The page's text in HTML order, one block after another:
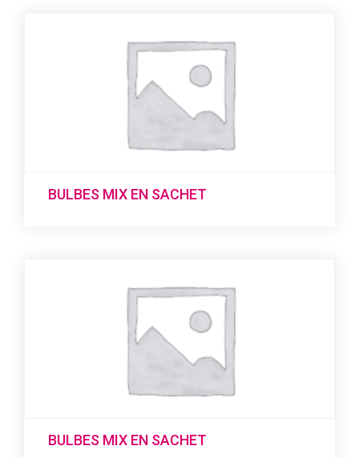
BULBES MIX EN SACHET
BULBES MIX EN SACHET